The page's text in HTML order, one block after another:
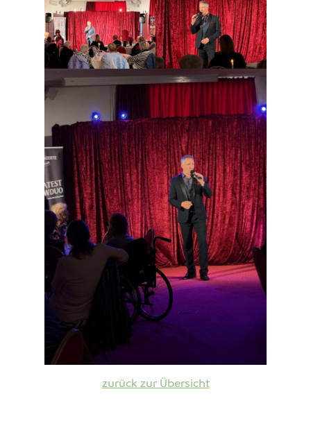
zurück zur Übersicht